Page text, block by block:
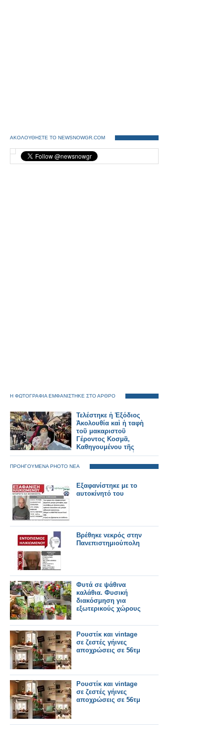
ΑΚΟΛΟΥΘΗΣΤΕ ΤΟ NEWSNOWGR.COM
Η ΦΩΤΟΓΡΑΦΙΑ ΕΜΦΑΝΙΣΤΗΚΕ ΣΤΟ ΑΡΘΡΟ
Τελέστηκε ἡ Ἐξόδιος
Ἀκολουθία καὶ ἡ ταφὴ
τοῦ μακαριστοῦ
Γέροντος Κοσμᾶ,
Καθηγουμένου τῆς
Ἱερᾶς Μονῆς Στομίου
Κονίτσης
ΠΡΟΗΓΟΥΜΕΝΑ PHOTO ΝΕΑ
Εξαφανίστηκε με το
αυτοκίνητό του
Βρέθηκε νεκρός στην
Πανεπιστημιούπολη
Φυτά σε ψάθινα
καλάθια. Φυσική
διακόσμηση για
εξωτερικούς χώρους
Ρουστίκ και vintage
σε ζεστές γήινες
αποχρώσεις σε 56τμ
Ρουστίκ και vintage
σε ζεστές γήινες
αποχρώσεις σε 56τμ